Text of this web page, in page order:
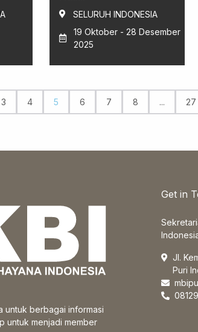
SELURUH INDONESIA
19 Oktober - 28 Desember
2025
3 4 5 6 7 8 ... 27
untuk berbagai informasi
untuk menjadi member
Get in
Jl.
Puri